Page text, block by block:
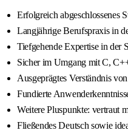
Erfolgreich abgeschlossenes
Langjährige Berufspraxis in
Tiefgehende Expertise in der
Sicher im Umgang mit C,
Ausgeprägtes Verständnis
Fundierte
Weitere Pluspunkte: vertraut
Fließendes Deutsch sowie